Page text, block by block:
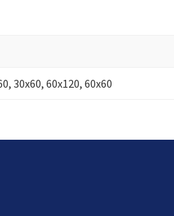
30x60, 60x120, 60x60